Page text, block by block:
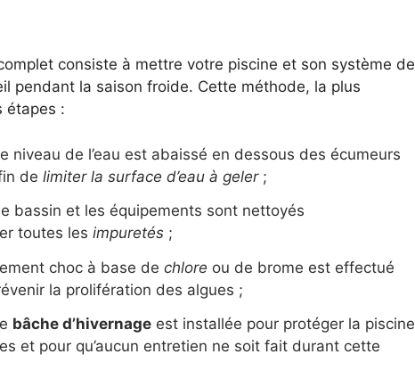
consiste à mettre votre piscine et son système de
pendant la saison froide. Cette méthode, la plus
étapes :
niveau de l’eau est abaissé en dessous des écumeurs
de limiter la surface d’eau à geler;
bassin et les équipements sont nettoyés
toutes les impuretés;
choc à base de chlore ou de brome est effectué
la prolifération des algues ;
bâche d’hivernageest installée pour protéger la piscine
et pour qu’aucun entretien ne soit fait durant cette